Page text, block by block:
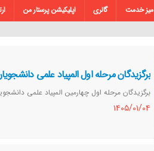
میز خدمت گالری اپلیکیشن پرستار من
برگزیدگان مرحله اول المپیاد علمی
برگزیدگان مرحله اول چهارمین المپیاد علمی
١٤٠٥/٠١/٠٤